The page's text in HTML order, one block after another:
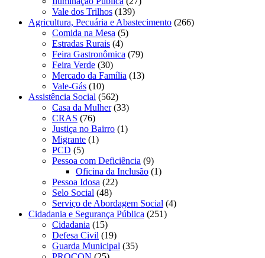
Vale dos Trilhos (139)
Agricultura, Pecuária e Abastecimento (266)
Comida na Mesa (5)
Estradas Rurais (4)
Feira Gastronômica (79)
Feira Verde (30)
Mercado da Família (13)
Vale-Gás (10)
Assistência Social (562)
Casa da Mulher(33)
CRAS (76)
Justiça no Bairro (1)
Migrante (1)
PCD (5)
Pessoa com Deficiência (9)
Oficina da Inclusão (1)
Pessoa Idosa (22)
Selo Social (48)
Serviço de Abordagem Social (4)
Cidadania e Segurança Pública (251)
Cidadania (15)
Defesa Civil (19)
Guarda Municipal (35)